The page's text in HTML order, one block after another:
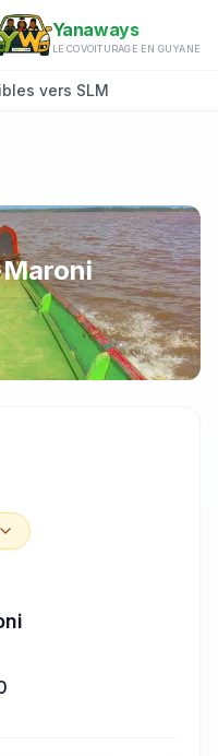
Yanaways
LE COVOITURAGE EN GUYANE
vers SLM